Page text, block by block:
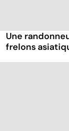
Une
frelons